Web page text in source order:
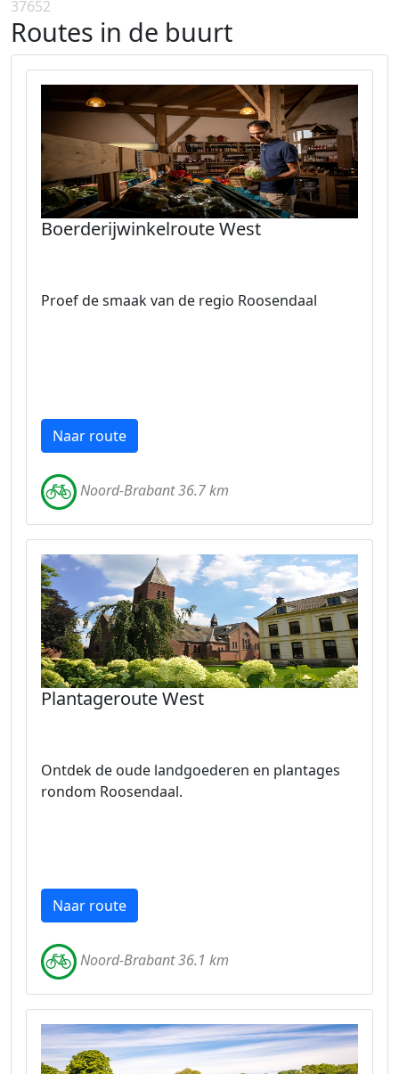
37652
Routes in de buurt
Boerderijwinkelroute West
Proef de smaak van de regio Roosendaal
Naar route
Noord-Brabant 36.7 km
Plantageroute West
Ontdek de oude landgoederen en plantages
rondom Roosendaal.
Naar route
Noord-Brabant 36.1 km